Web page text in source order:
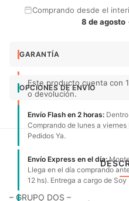
Comprando desde el
8 de agosto
GARANTÍA
Este producto cuenta con
o devolución.
OPCIONES DE ENVÍO
Envío Flash en 2 horas:
Comprando de lunes a
Pedidos Ya.
Envío Express en el día:
Llega en el día comprando
12 hs). Entrega a cargo de
– GRUPO DOS –